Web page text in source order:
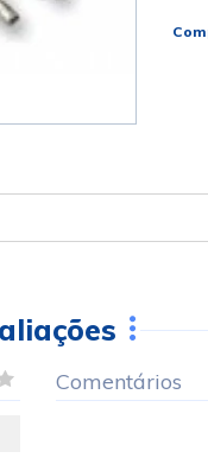
Comentários